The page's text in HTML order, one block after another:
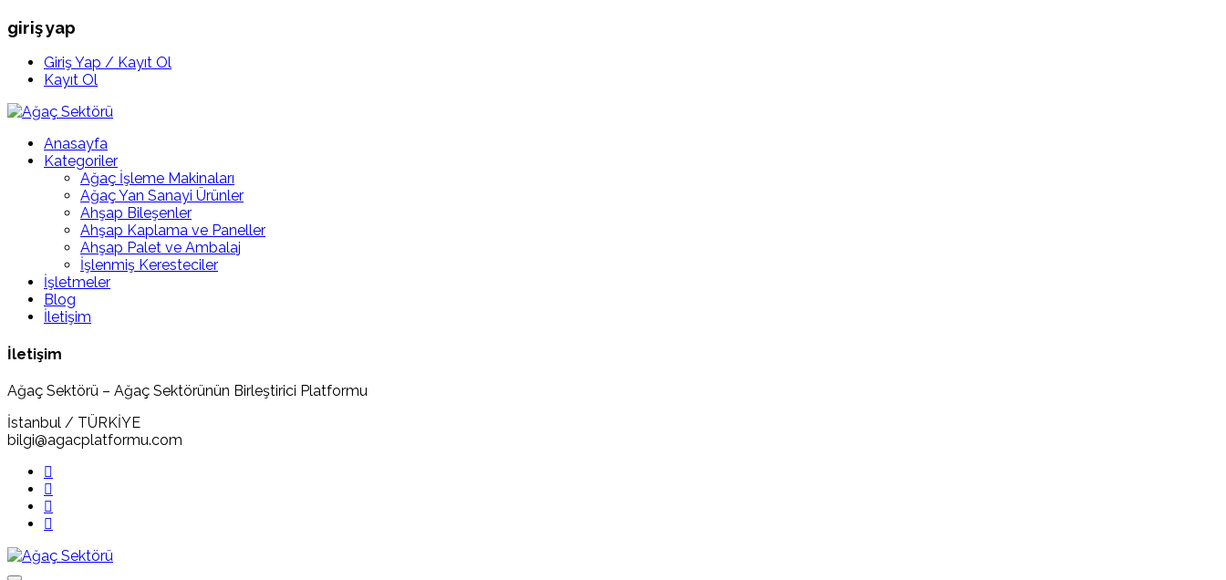
giriş yap
Giriş Yap / Kayıt Ol
Kayıt Ol
Anasayfa
Kategoriler
Ağaç İşleme Makinaları
Ağaç Yan Sanayi Ürünler
Ahşap Bileşenler
Ahşap Kaplama ve Paneller
Ahşap Palet ve Ambalaj
İşlenmiş Keresteciler
İşletmeler
Blog
İletişim
İletişim
Ağaç Sektörü – Ağaç Sektörünün Birleştirici Platformu
İstanbul / TÜRKİYE
bilgi@agacplatformu.com